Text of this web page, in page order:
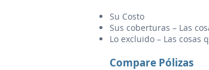
Su Costo
Sus coberturas – Las
Lo excluido – Las cosas
Compare Pólizas